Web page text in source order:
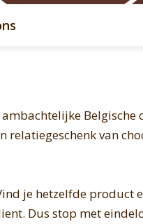
relatiegeschenk van
je hetzelfde
Dus stop met